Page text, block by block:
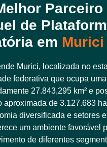
Parceiro
de
em Murici
Murici, localizada no
federativa que ocupa
27.843,295 km² e
aproximada de 3.127.683
diversificada e setores
um ambiente favorável
de diferentes